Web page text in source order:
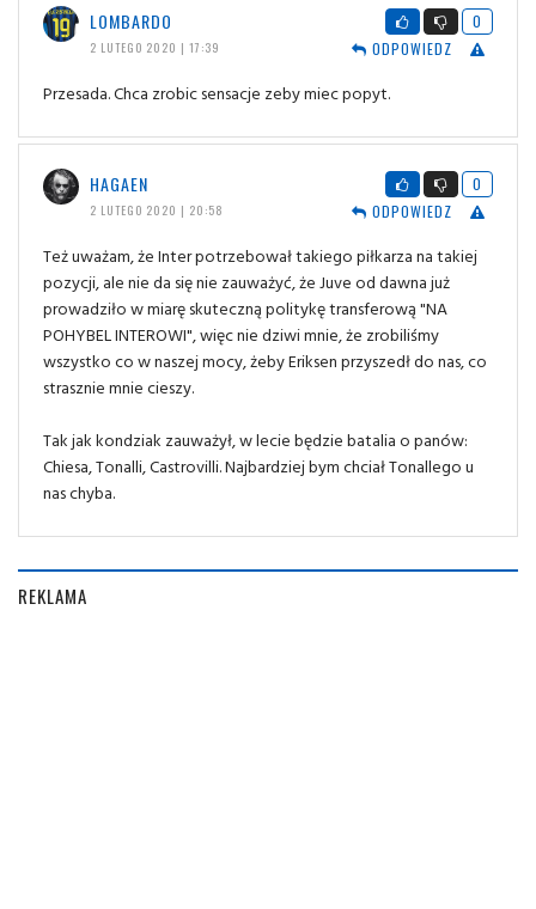
LOMBARDO
2 LUTEGO 2020 | 17:39
0
ODPOWIEDZ
Przesada. Chca zrobic sensacje zeby miec popyt.
HAGAEN
2 LUTEGO 2020 | 20:58
0
ODPOWIEDZ
Też uważam, że Inter potrzebował takiego piłkarza na takiej
pozycji, ale nie da się nie zauważyć, że Juve od dawna już
prowadziło w miarę skuteczną politykę transferową "NA
POHYBEL INTEROWI", więc nie dziwi mnie, że zrobiliśmy
wszystko co w naszej mocy, żeby Eriksen przyszedł do nas, co
strasznie mnie cieszy.
Tak jak kondziak zauważył, w lecie będzie batalia o panów:
Chiesa, Tonalli, Castrovilli. Najbardziej bym chciał Tonallego u
nas chyba.
REKLAMA